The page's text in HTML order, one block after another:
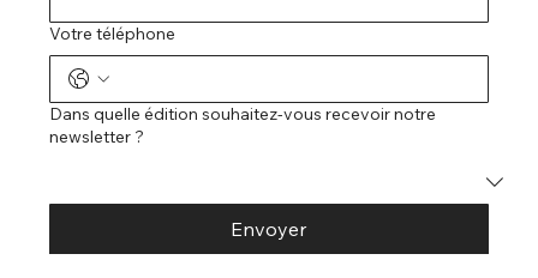
Votre téléphone
Dans quelle édition souhaitez-vous recevoir notre
newsletter ?
Envoyer